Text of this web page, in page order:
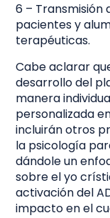
6 – Transmisión
pacientes y
terapéuticas.
Cabe aclarar
desarrollo del
manera
personalizada
incluirán otros
la psicología
dándole un
sobre el yo
activación del
impacto en el